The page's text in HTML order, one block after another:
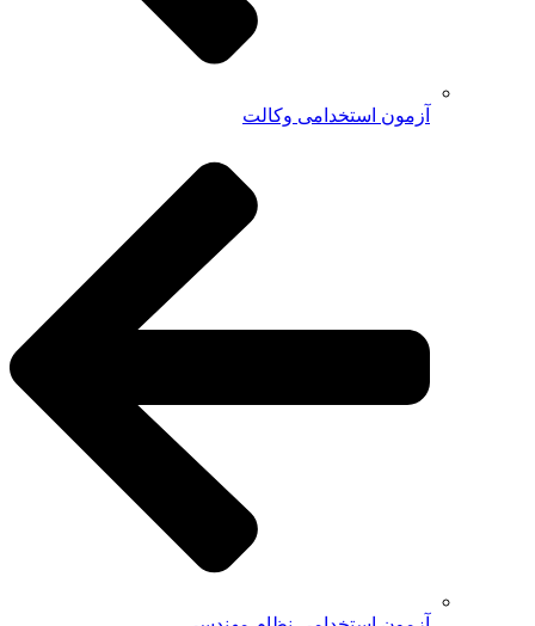
آزمون استخدامی وکالت